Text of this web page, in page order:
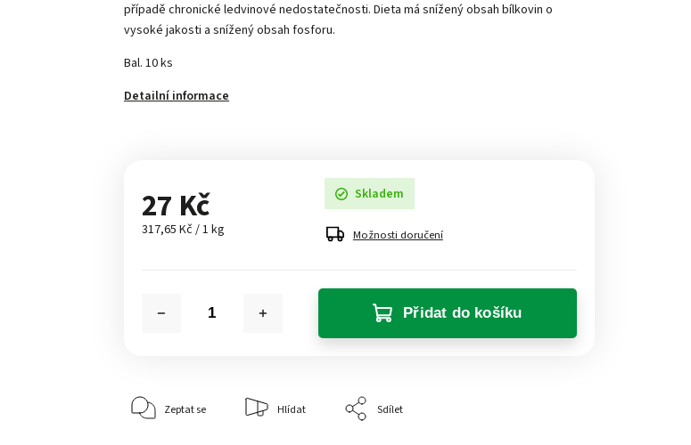
případě chronické ledvinové nedostatečnosti. Dieta má snížený obsah bílkovin o
vysoké jakosti a snížený obsah fosforu.
Bal. 10 ks
Detailní informace
27 Kč
317,65 Kč / 1 kg
Skladem
Možnosti doručení
Přidat do košíku
Zeptat se Hlídat Sdílet